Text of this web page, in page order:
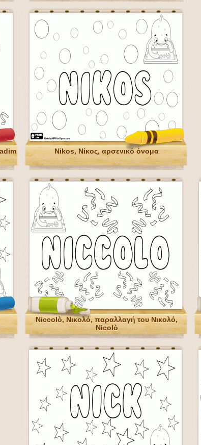
Nikos, Νίκος, αρσενικό όνομα
Niccolò, Νικολό, παραλλαγή του Νικολό,
Nicolò